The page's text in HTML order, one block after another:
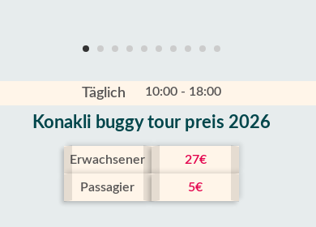
Täglich 10:00 - 18:00
Konakli buggy tour preis 2026
Erwachsener 27€
Passagier 5€